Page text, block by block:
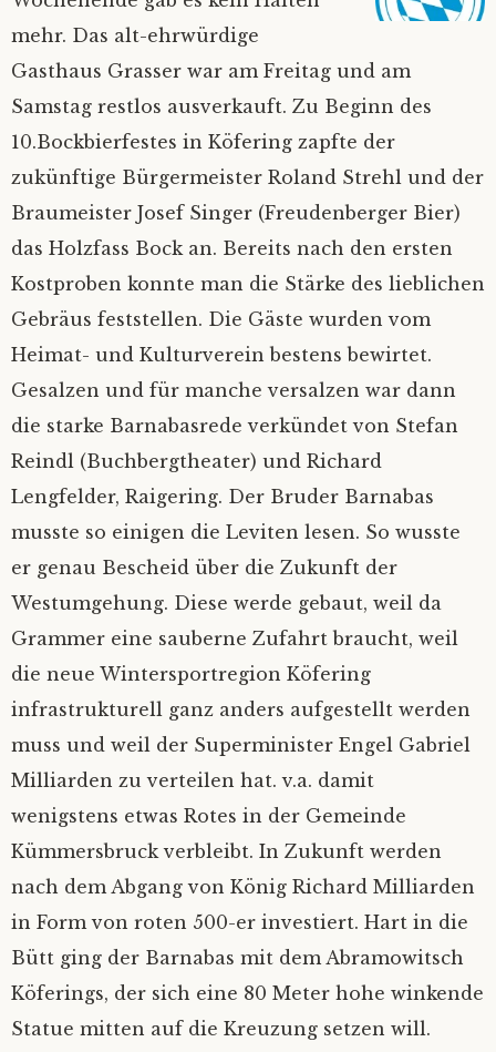
Impressum
Mietinventar
Satzung
Mitgliedsantrag
Mitgliederverwaltung
Ferienprogramm
Datenschutz
Bilder
2026
Alle Jahre
mehr. Das alt-ehrwürdige
Gasthaus Grasser war am Freitag und am
Samstag restlos ausverkauft. Zu Beginn des
10.Bockbierfestes in Köfering zapfte der
zukünftige Bürgermeister Roland Strehl und der
Braumeister Josef Singer (Freudenberger Bier)
das Holzfass Bock an. Bereits nach den ersten
Kostproben konnte man die Stärke des lieblichen
Gebräus feststellen. Die Gäste wurden vom
Heimat- und Kulturverein bestens bewirtet.
Gesalzen und für manche versalzen war dann
die starke Barnabasrede verkündet von Stefan
Reindl (Buchbergtheater) und Richard
Lengfelder, Raigering. Der Bruder Barnabas
musste so einigen die Leviten lesen. So wusste
er genau Bescheid über die Zukunft der
Westumgehung. Diese werde gebaut, weil da
Grammer eine sauberne Zufahrt braucht, weil
die neue Wintersportregion Köfering
infrastrukturell ganz anders aufgestellt werden
muss und weil der Superminister Engel Gabriel
Milliarden zu verteilen hat. v.a. damit
wenigstens etwas Rotes in der Gemeinde
Kümmersbruck verbleibt. In Zukunft werden
nach dem Abgang von König Richard Milliarden
in Form von roten 500-er investiert. Hart in die
Bütt ging der Barnabas mit dem Abramowitsch
Köferings, der sich eine 80 Meter hohe winkende
Statue mitten auf die Kreuzung setzen will.